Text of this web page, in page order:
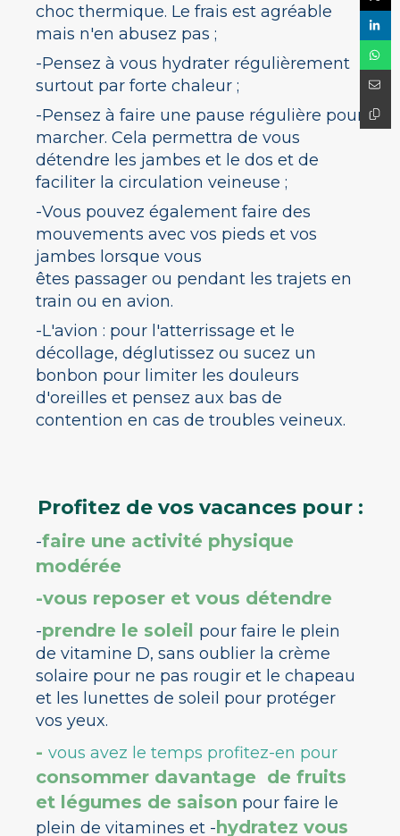
choc thermique. Le frais est agréable
mais n'en abusez pas ;
-Pensez à vous hydrater régulièrement
surtout par forte chaleur ;
-Pensez à faire une pause régulière pour
marcher. Cela permettra de vous
détendre les jambes et le dos et de
faciliter la circulation veineuse ;
-Vous pouvez également faire des
mouvements avec vos pieds et vos
jambes lorsque vous
êtes passager ou pendant les trajets en
train ou en avion.
-L'avion : pour l'atterrissage et le
décollage, déglutissez ou sucez un
bonbon pour limiter les douleurs
d'oreilles et pensez aux bas de
contention en cas de troubles veineux.
Profitez de vos vacances pour :
-faire une activité physique
modérée
-vous reposer et vous détendre
-prendre le soleil pour faire le plein
de vitamine D, sans oublier la crème
solaire pour ne pas rougir et le chapeau
et les lunettes de soleil pour protéger
vos yeux.
- vous avez le temps profitez-en pour
consommer davantage de fruits
et légumes de saison pour faire le
plein de vitamines et -hydratez vous